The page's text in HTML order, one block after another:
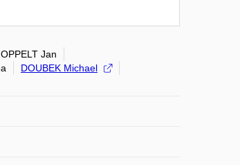
OPPELT Jan
DOUBEK Michael